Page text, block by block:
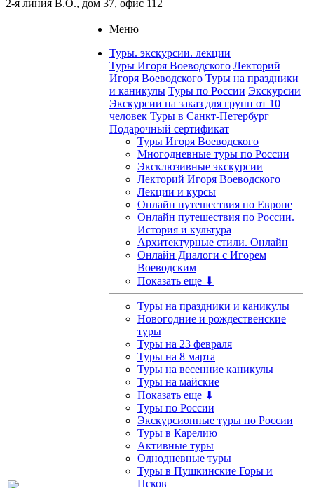
2-я линия В.О., дом 37, офис 112
Меню
Туры. экскурсии. лекции
Туры Игоря Воеводского Лекторий
Игоря Воеводского Туры на праздники
и каникулы Туры по России Экскурсии
Экскурсии на заказ для групп от 10
человек Туры в Санкт-Петербург
Подарочный сертификат
Туры Игоря Воеводского
Многодневные туры по России
Эксклюзивные экскурсии
Лекторий Игоря Воеводского
Лекции и курсы
Онлайн путешествия по Европе
Онлайн путешествия по России.
История и культура
Архитектурные стили. Онлайн
Онлайн Диалоги с Игорем
Воеводским
Показать еще ⬇
Туры на праздники и каникулы
Новогодние и рождественские
туры
Туры на 23 февраля
Туры на 8 марта
Туры на весенние каникулы
Туры на майские
Показать еще ⬇
Туры по России
Экскурсионные туры по России
Туры в Карелию
Активные туры
Однодневные туры
Туры в Пушкинские Горы и
Псков